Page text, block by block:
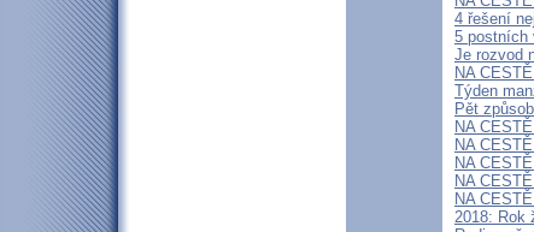
4 řešení
5 postních
Je rozvod
NA
Týden
Pět
NA
NA
NA
NA
NA
2018: Rok